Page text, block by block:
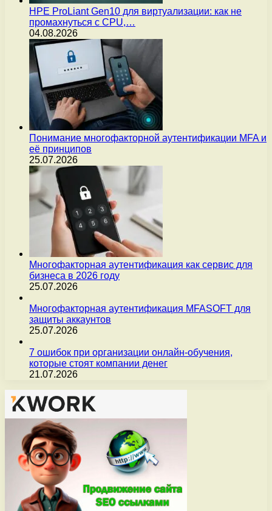
HPE ProLiant Gen10 для виртуализации: как не
промахнуться с CPU,…
04.08.2026
Понимание многофакторной аутентификации MFA и
её принципов
25.07.2026
Многофакторная аутентификация как сервис для
бизнеса в 2026 году
25.07.2026
Многофакторная аутентификация MFASOFT для
защиты аккаунтов
25.07.2026
7 ошибок при организации онлайн-обучения,
которые стоят компании денег
21.07.2026